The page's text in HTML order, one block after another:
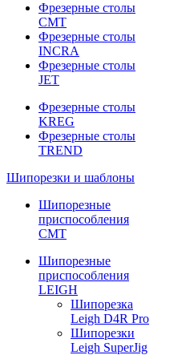
Фрезерные столы
CMT
Фрезерные столы
INCRA
Фрезерные столы
JET
Фрезерные столы
KREG
Фрезерные столы
TREND
Шипорезки и шаблоны
Шипорезные
приспособления
CMT
Шипорезные
приспособления
LEIGH
Шипорезка
Leigh D4R Pro
Шипорезки
Leigh SuperJig